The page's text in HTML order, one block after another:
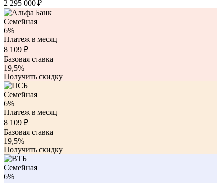
2 295 000 ₽
Семейная
6%
Платеж в месяц
8 109 ₽
Базовая ставка
19,5%
Получить скидку
Семейная
6%
Платеж в месяц
8 109 ₽
Базовая ставка
19,5%
Получить скидку
Семейная
6%